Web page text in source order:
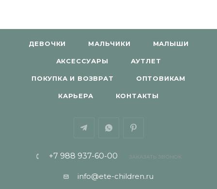
ДЕВОЧКИ МАЛЬЧИКИ МАЛЫШИ
АКСЕССУАРЫ АУТЛЕТ
ПОКУПКА И ВОЗВРАТ ОПТОВИКАМ
КАРЬЕРА КОНТАКТЫ
+7 988 937-60-00 ЗАКАЗАТЬ ЗВОНОК
info@ete-children.ru